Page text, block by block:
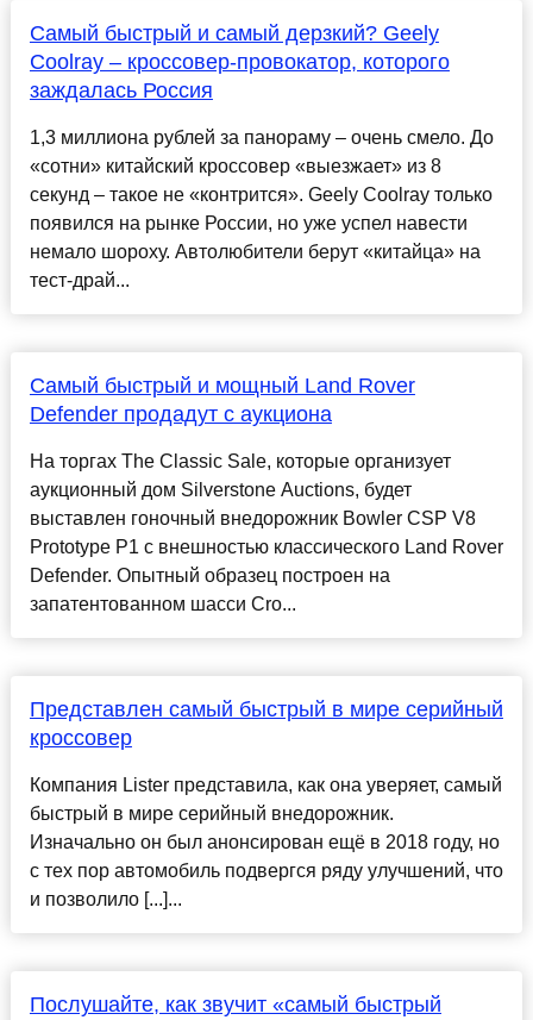
Самый быстрый и самый дерзкий? Geely
Coolray – кроссовер-провокатор, которого
заждалась Россия
1,3 миллиона рублей за панораму – очень смело. До
«сотни» китайский кроссовер «выезжает» из 8
секунд – такое не «контрится». Geely Coolray только
появился на рынке России, но уже успел навести
немало шороху. Автолюбители берут «китайца» на
тест-драй...
Самый быстрый и мощный Land Rover
Defender продадут с аукциона
На торгах The Classic Sale, которые организует
аукционный дом Silverstone Auctions, будет
выставлен гоночный внедорожник Bowler CSP V8
Prototype P1 с внешностью классического Land Rover
Defender. Опытный образец построен на
запатентованном шасси Cro...
Представлен самый быстрый в мире серийный
кроссовер
Компания Lister представила, как она уверяет, самый
быстрый в мире серийный внедорожник.
Изначально он был анонсирован ещё в 2018 году, но
с тех пор автомобиль подвергся ряду улучшений, что
и позволило [...]...
Послушайте, как звучит «самый быстрый